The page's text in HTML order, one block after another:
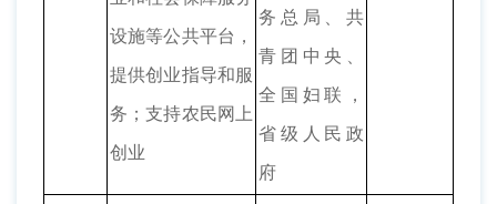
设施等公共平台，
提供创业指导和服
务；支持农民网上
创业
务总局、共
青团中央、
全国妇联，
省级人民政
府